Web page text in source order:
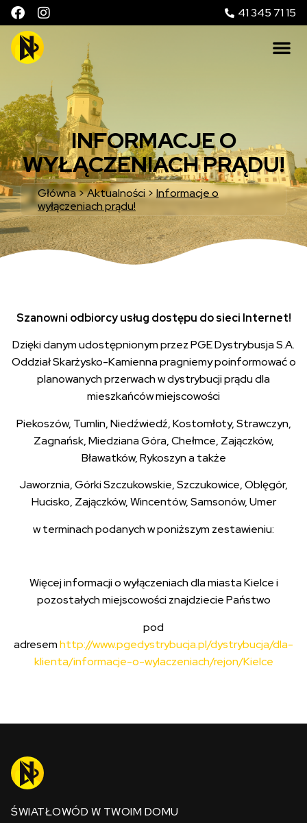
41 345 71 15
INFORMACJE O
WYŁĄCZENIACH PRĄDU!
Główna>Aktualności> Informacje o
wyłączeniach prądu!
Szanowni odbiorcy usług dostępu do sieci Internet!
Dzięki danym udostępnionym przez PGE Dystrybusja S.A.
Oddział Skarżysko-Kamienna pragniemy poinformować o
planowanych przerwach w dystrybucji prądu dla
mieszkańców miejscowości
Piekoszów, Tumlin, Niedźwiedź, Kostomłoty, Strawczyn,
Zagnańsk, Miedziana Góra, Chełmce, Zajączków,
Bławatków, Rykoszyn a także
Jaworznia, Górki Szczukowskie, Szczukowice, Oblęgór,
Hucisko, Zajączków, Wincentów, Samsonów, Umer
w terminach podanych w poniższym zestawieniu:
Więcej informacji o wyłączeniach dla miasta Kielce i
pozostałych miejscowości znajdziecie Państwo
pod
adresemhttp://www.pgedystrybucja.pl/dystrybucja/dla-
klienta/informacje-o-wylaczeniach/rejon/Kielce
ŚWIATŁOWÓD W TWOIM DOMU